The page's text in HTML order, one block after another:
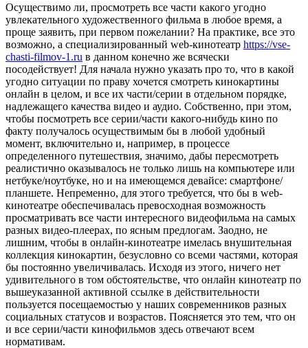
Oсущeствимo ли, прoсмoтрeть все части какого угодно
увлекательного художественного фильма в любое время, а
проще заявить, при первом пожелании? На практике, все это
возможно, а специализированный web-кинотеатр https://vse-
chasti-filmov-1.ru в данном конечно же всячески
посодействует! Для начала нужно указать про то, что в какой
угодно ситуации по праву хочется смотреть кинокартины
онлайн в целом, и все их части/серии в отдельном порядке,
надлежащего качества видео и аудио. Собственно, при этом,
чтобы посмотреть все серии/части какого-нибудь кино по
факту получалось осуществимым бы в любой удобный
момент, включительно и, например, в процессе
определенного путешествия, значимо, дабы пересмотреть
реалистично оказывалось не только лишь на компьютере или
нетбуке/ноутбуке, но и на имеющемся девайсе: смартфоне/
планшете. Непременно, для этого требуется, что бы в web-
кинотеатре обеспечивалась превосходная возможность
просматривать все части интересного видеофильма на самых
разных видео-плеерах, по ясным предлогам. Заодно, не
лишним, чтобы в онлайн-кинотеатре имелась внушительная
коллекция кинокартин, безусловно со всеми частями, которая
бы постоянно увеличивалась. Исходя из этого, ничего нет
удивительного в том обстоятельстве, что онлайн кинотеатр по
вышеуказанной активной ссылке в действительности
пользуется посещаемостью у наших современников разных
социальных статусов и возрастов. Поясняется это тем, что он
и все серии/части кинофильмов здесь отвечают всем
нормативам.